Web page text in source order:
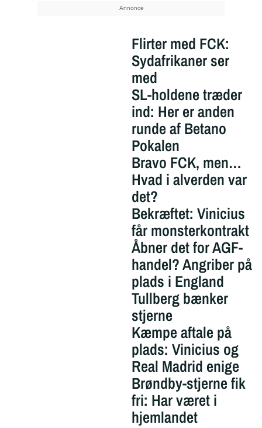
Flirter med FCK:
Sydafrikaner ser
med
SL-holdene træder
ind: Her er anden
runde af Betano
Pokalen
Bravo FCK, men…
Hvad i alverden var
det?
Bekræftet: Vinicius
får monsterkontrakt
Åbner det for AGF-
handel? Angriber på
plads i England
Tullberg bænker
stjerne
Kæmpe aftale på
plads: Vinicius og
Real Madrid enige
Brøndby-stjerne fik
fri: Har været i
hjemlandet